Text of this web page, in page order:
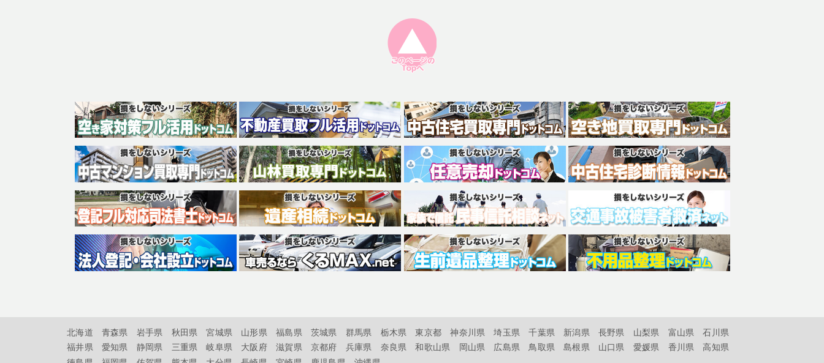
北海道 青森県 岩手県 秋田県 宮城県 山形県 福島県 茨城県 群馬県 栃木県 東京都 神奈川県 埼玉県 千葉県 新潟県 長野県 山梨県 富山県
石川県
福井県
愛知県 静岡県 三重県 岐阜県 大阪府 滋賀県 京都府 兵庫県 奈良県 和歌山県 岡山県 広島県 鳥取県 島根県 山口県 愛媛県 香川県
高知県